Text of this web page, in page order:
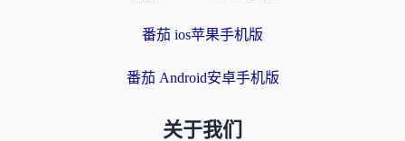
番茄 ios苹果手机版
番茄 Android安卓手机版
关于我们